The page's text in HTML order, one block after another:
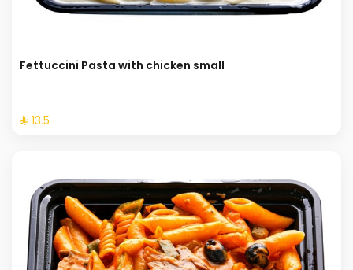
Fettuccini Pasta with chicken small
⁨⁦‪‬ 13.5⁩